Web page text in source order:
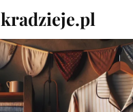
kradzieje.pl